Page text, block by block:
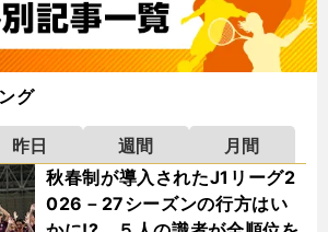
グ
昨日 週間
月間
秋春制が導入されたJ1リーグ2
026－27シーズンの行方はい